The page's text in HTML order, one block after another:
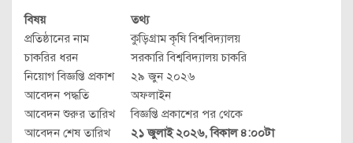
বিষয়
তথ্য
প্রতিষ্ঠানের নাম
কুড়িগ্রাম কৃষি বিশ্ববিদ্যালয়
চাকরির ধরন
সরকারি বিশ্ববিদ্যালয় চাকরি
নিয়োগ বিজ্ঞপ্তি প্রকাশ
২৯ জুন ২০২৬
আবেদন পদ্ধতি
অফলাইন
আবেদন শুরুর তারিখ
বিজ্ঞপ্তি প্রকাশের পর থেকে
আবেদন শেষ তারিখ
২১ জুলাই ২০২৬, বিকাল ৪:০০টা